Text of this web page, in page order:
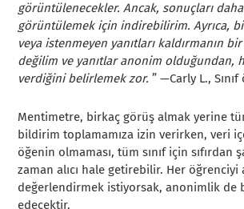
görüntülenecekler. Ancak, sonuçları
görüntülemek için indirebilirim. Ayrıca,
veya istenmeyen yanıtları kaldırmanın
değilim ve yanıtlar anonim olduğundan,
verdiğini belirlemek zor.” —Carly L.,
Mentimetre, birkaç görüş almak yerine
bildirim toplamamıza izin verirken, veri
öğenin olmaması, tüm sınıf için sıfırdan
zaman alıcı hale getirebilir. Her öğrenciyi
değerlendirmek istiyorsak, anonimlik de
edecektir.